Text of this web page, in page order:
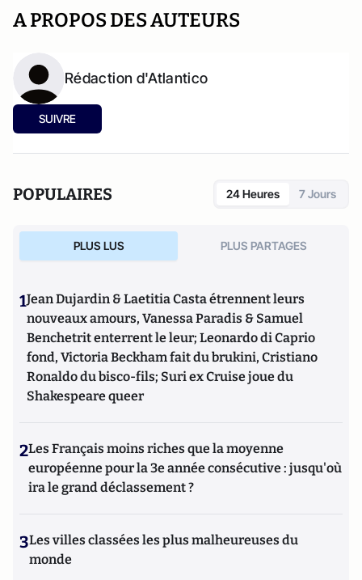
A PROPOS DES AUTEURS
Rédaction d'Atlantico
SUIVRE
POPULAIRES 24 Heures 7 Jours
PLUS LUS PLUS PARTAGES
1Jean Dujardin & Laetitia Casta étrennent leurs
nouveaux amours, Vanessa Paradis & Samuel
Benchetrit enterrent le leur; Leonardo di Caprio
fond, Victoria Beckham fait du brukini, Cristiano
Ronaldo du bisco-fils; Suri ex Cruise joue du
Shakespeare queer
2Les Français moins riches que la moyenne
européenne pour la 3e année consécutive : jusqu'où
ira le grand déclassement ?
3Les villes classées les plus malheureuses du
monde